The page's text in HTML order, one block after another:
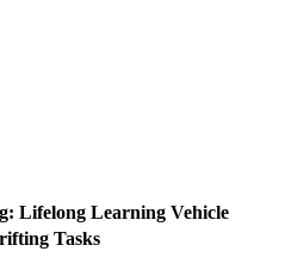
Lifelong Learning Vehicle
Tasks